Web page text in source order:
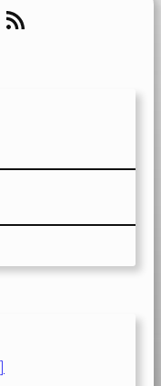
RSS-Feed